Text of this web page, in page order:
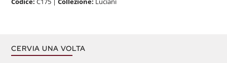
CERVIA UNA VOLTA